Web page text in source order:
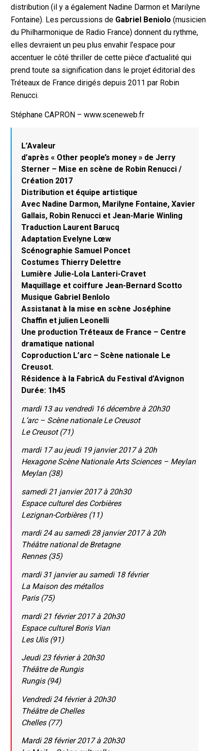
distribution (il y a également Nadine Darmon et Marilyne
Fontaine). Les percussions de Gabriel Beniolo (musicien
du Philharmonique de Radio France) donnent du rythme,
elles devraient un peu plus envahir l’espace pour
accentuer le côté thriller de cette pièce d’actualité qui
prend toute sa signification dans le projet éditorial des
Tréteaux de France dirigés depuis 2011 par Robin
Renucci.
Stéphane CAPRON – www.sceneweb.fr
L’Avaleur
d’après « Other people’s money » de Jerry
Sterner – Mise en scène de Robin Renucci /
Création 2017
Distribution et équipe artistique
Avec Nadine Darmon, Marilyne Fontaine, Xavier
Gallais, Robin Renucci et Jean-Marie Winling
Traduction Laurent Barucq
Adaptation Evelyne Lœw
Scénographie Samuel Poncet
Costumes Thierry Delettre
Lumière Julie-Lola Lanteri-Cravet
Maquillage et coiffure Jean-Bernard Scotto
Musique Gabriel Benlolo
Assistanat à la mise en scène Joséphine
Chaffin et julien Leonelli
Une production Tréteaux de France – Centre
dramatique national
Coproduction L’arc – Scène nationale Le
Creusot.
Résidence à la FabricA du Festival d’Avignon
Durée: 1h45
mardi 13 au vendredi 16 décembre à 20h30
L’arc – Scène nationale Le Creusot
Le Creusot (71)
mardi 17 au jeudi 19 janvier 2017 à 20h
Hexagone Scène Nationale Arts Sciences – Meylan
Meylan (38)
samedi 21 janvier 2017 à 20h30
Espace culturel des Corbières
Lezignan-Corbières (11)
mardi 24 au samedi 28 janvier 2017 à 20h
Théâtre national de Bretagne
Rennes (35)
mardi 31 janvier au samedi 18 février
La Maison des métallos
Paris (75)
mardi 21 février 2017 à 20h30
Espace culturel Boris Vian
Les Ulis (91)
Jeudi 23 février à 20h30
Théâtre de Rungis
Rungis (94)
Vendredi 24 février à 20h30
Théâtre de Chelles
Chelles (77)
Mardi 28 février 2017 à 20h30